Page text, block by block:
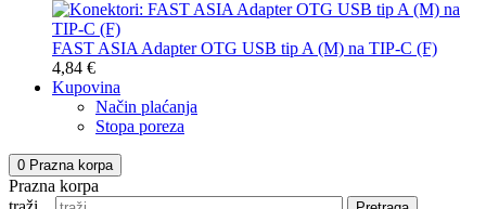
FAST ASIA Adapter OTG USB tip A (M) na TIP-C (F)
4,84 €
Kupovina
Način plaćanja
Stopa poreza
0 Prazna korpa
Prazna korpa